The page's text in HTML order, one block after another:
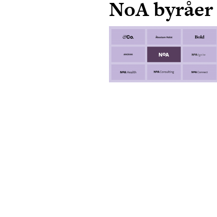
NoA byråer